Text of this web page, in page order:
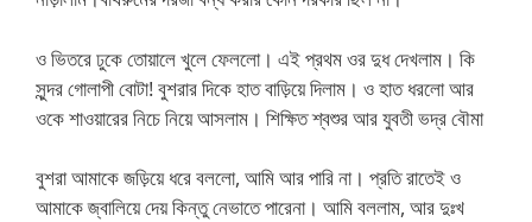
ও ভিতরে ঢুকে তোয়ালে খুলে ফেললো। এই প্রথম ওর দুধ দেখলাম। কি
সুন্দর গোলাপী বোটা! বুশরার দিকে হাত বাড়িয়ে দিলাম। ও হাত ধরলো আর
ওকে শাওয়ারের নিচে নিয়ে আসলাম। শিক্ষিত শ্বশুর আর যুবতী ভদ্র বৌমা
বুশরা আমাকে জড়িয়ে ধরে বললো, আমি আর পারি না। প্রতি রাতেই ও
আমাকে জ্বালিয়ে দেয় কিন্তু নেভাতে পারেনা। আমি বললাম, আর দুঃখ